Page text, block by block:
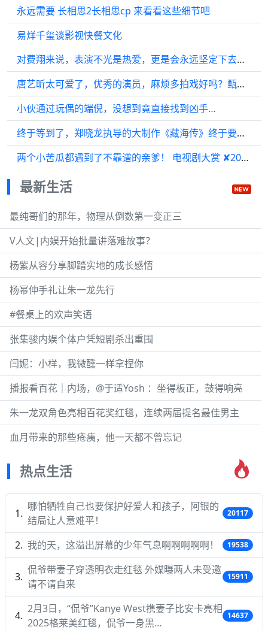
永远需要 长相思2长相思cp 来看看这些细节吧
易烊千玺谈影视快餐文化
对费翔来说，表演不光是热爱，更是会永远坚定下去的事
唐艺昕太可爱了，优秀的演员，麻烦多拍戏好吗？甄嬛传够火了，再来几部代表作
小伙通过玩偶的端倪，没想到竟直接找到凶手…
终于等到了，郑晓龙执导的大制作《藏海传》终于要上场了，期待肖战的表现！
两个小苦瓜都遇到了不靠谱的亲爹！ 电视剧大赏 ✘2024年度电视剧剪刀手推荐
最新生活
最纯哥们的那年，物理从倒数第一变正三
V人文|内娱开始批量讲落难故事？
杨紫从容分享脚踏实地的成长感悟
杨幂伸手礼让朱一龙先行
#餐桌上的欢声笑语
张集骏内娱个体户凭短剧杀出重围
闫妮：小样，我微醺一样拿捏你
播报看百花｜内场，@于适Yosh ：坐得板正，鼓得响亮
朱一龙双角色亮相百花奖红毯，连续两届提名最佳男主
血月带来的那些疮痍，他一天都不曾忘记
热点生活
哪怕牺牲自己也要保护好爱人和孩子，阿银的
结局让人意难平！
20117
我的天，这溢出屏幕的少年气息啊啊啊啊啊！ 19538
侃爷带妻子穿透明衣走红毯 外媒曝两人未受邀
请不请自来
15911
2月3日，“侃爷”Kanye West携妻子比安卡亮相
2025格莱美红毯，侃爷一身黑…
14637